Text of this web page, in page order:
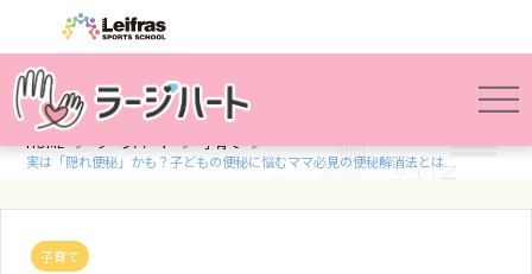
HOME ラージハート
子育て
実は「隠れ便秘」かも？子どもの便秘に悩むママ必見の便秘解消法とは
子育て